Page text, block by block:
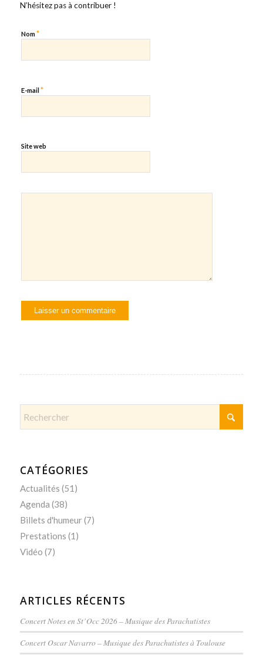
N’hésitez pas à contribuer !
Nom*
E-mail *
Site web
CATÉGORIES
Actualités (51)
Agenda (38)
Billets d'humeur(7)
Prestations (1)
Vidéo (7)
ARTICLES RÉCENTS
Concert Notes en St’Occ 2026 – Musique des Parachutistes
Concert Oscar Navarro – Musique des Parachutistes à Toulouse